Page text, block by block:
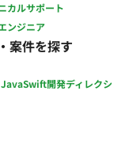
カルサポート
ンジニア
案件を探す
Swift開発ディレク